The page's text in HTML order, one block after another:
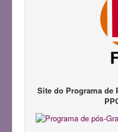
Produções
Participação em
Pedagogias da Infância
Site do Programa de